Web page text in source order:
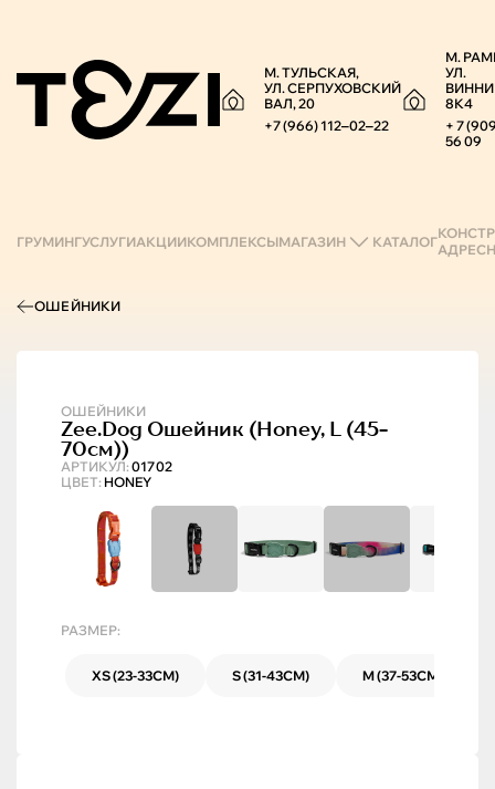
М. ТУЛЬСКАЯ,
УЛ. СЕРПУХОВСКИЙ
ВАЛ, 20
+7 (966) 112‒02‒22
М.
УЛ.
8К4
+ 7
56 09
ГРУМИНГУСЛУГИАКЦИИКОМПЛЕКСЫМАГАЗИН КАТАЛОГ
ОШЕЙНИКИ
ОШЕЙНИКИ
АРТИКУЛ: 01702
Zee.Dog Ошейник (honey, L (45-
70см))
ЦВЕТ: HONEY
РАЗМЕР:
XS (23-33СМ) S (31-43СМ) M (37-53СМ)